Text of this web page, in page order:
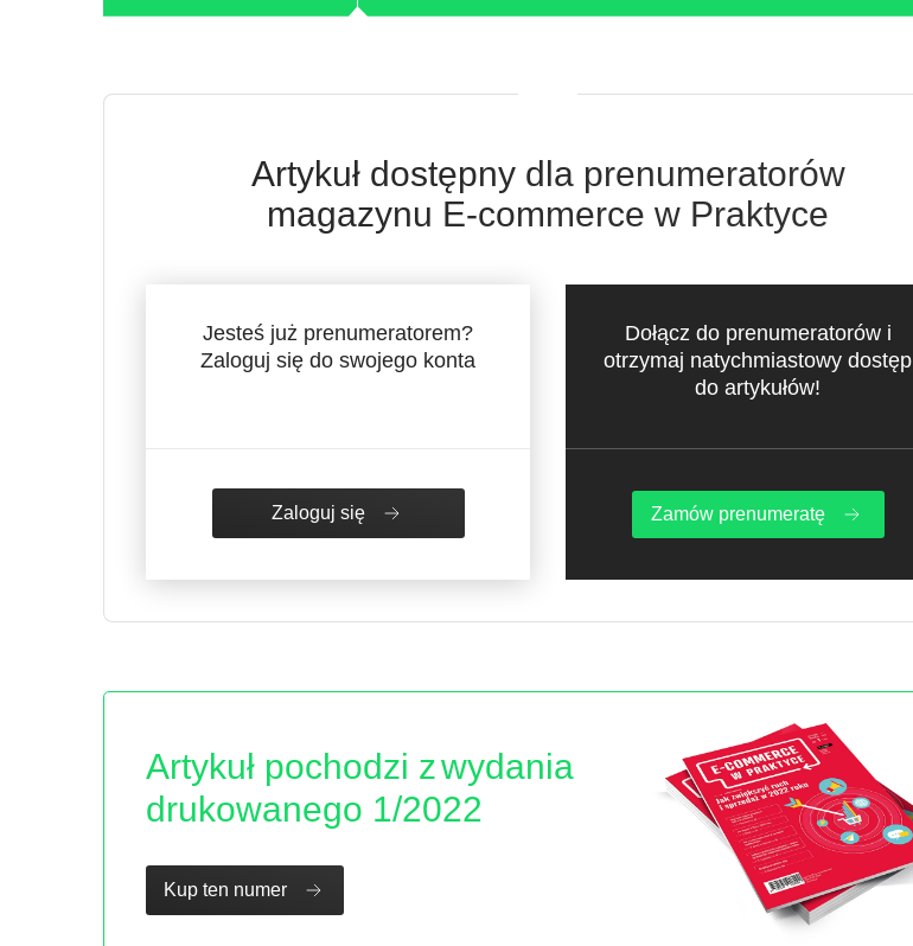
Artykuł dostępny dla prenumeratorów
magazynu E-commerce w Praktyce
Jesteś już prenumeratorem?
Zaloguj się do swojego konta
Zaloguj się
Dołącz do prenumeratorów i
otrzymaj natychmiastowy dostęp
do artykułów!
Zamów prenumeratę
Artykuł pochodzi zwydania
drukowanego 1/2022
Kup ten numer